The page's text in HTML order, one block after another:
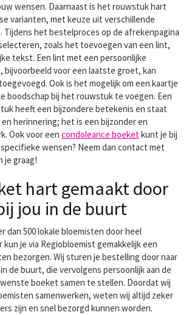
wensen. Daarnaast is het rouwstuk hart
varianten, met keuze uit verschillende
Tijdens het bestelproces op de afrekenpagina
zoals het toevoegen van een lint,
tekst. Een lint met een persoonlijke
voor een laatste groet, kan
Ook is het mogelijk om een kaartje
boodschap bij het rouwstuk te voegen. Een
heeft een bijzondere betekenis en staat
herinnering; het is een bijzonder en
Ook voor een condoleance boeketkunt je bij
wensen? Neem dan contact met
je graag!
hart gemaakt door
jou in de buurt
dan 500 lokale bloemisten door heel
kun je via Regiobloemist gemakkelijk een
bezorgen. Wij sturen je bestelling door naar
de buurt, die vervolgens persoonlijk aan de
boeket samen te stellen. Doordat wij
samenwerken, weten wij altijd zeker
zijn en snel bezorgd kunnen worden.